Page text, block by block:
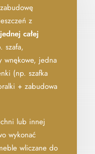
z
całej
szafa,
wnękowe, jedna
(np. szafka
+ zabudowa
lub innej
wykonać
wliczane do